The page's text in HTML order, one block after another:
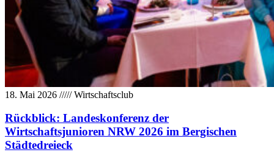
18. Mai 2026 /////Wirtschaftsclub
Rückblick: Landeskonferenz der
Wirtschaftsjunioren NRW 2026 im Bergischen
Städtedreieck